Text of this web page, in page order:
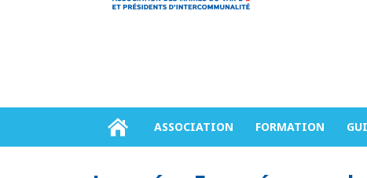
ASSOCIATION FORMATION